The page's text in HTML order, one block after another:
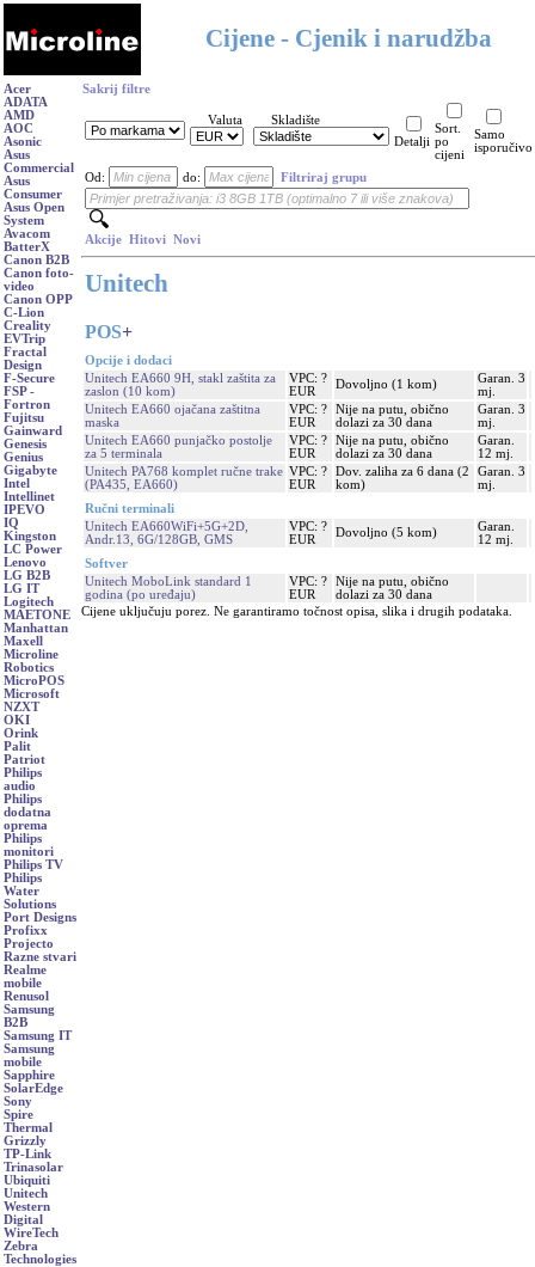
Cijene - Cjenik i narudžba
Acer
ADATA
AMD
AOC
Asonic
Asus
Commercial
Asus
Consumer
Asus Open
System
Avacom
BatterX
Canon B2B
Canon foto-
video
Canon OPP
C-Lion
Creality
EVTrip
Fractal
Design
F-Secure
FSP -
Fortron
Fujitsu
Gainward
Genesis
Genius
Gigabyte
Intel
Intellinet
IPEVO
IQ
Kingston
LC Power
Lenovo
LG B2B
LG IT
Logitech
MAETONE
Manhattan
Maxell
Microline
Robotics
MicroPOS
Microsoft
NZXT
OKI
Orink
Palit
Patriot
Philips
audio
Philips
dodatna
oprema
Philips
monitori
Philips TV
Philips
Water
Solutions
Port Designs
Profixx
Projecto
Razne stvari
Realme
mobile
Renusol
Samsung
B2B
Samsung IT
Samsung
mobile
Sapphire
SolarEdge
Sony
Spire
Thermal
Grizzly
TP-Link
Trinasolar
Ubiquiti
Unitech
Western
Digital
WireTech
Zebra
Technologies
Sakrij filtre
Valuta
Skladište
Detalji
Sort.
po
cijeni
Samo
isporučivo
Od: do: Filtriraj grupu
Akcije Hitovi Novi
Unitech
POS+
Opcije i dodaci
Unitech EA660 9H, stakl zaštita za
zaslon (10 kom)
VPC: ?
EUR
Dovoljno (1 kom)
Garan. 3
mj.
Unitech EA660 ojačana zaštitna
maska
VPC: ?
EUR
Nije na putu, obično
dolazi za 30 dana
Garan. 3
mj.
Unitech EA660 punjačko postolje
za 5 terminala
VPC: ?
EUR
Nije na putu, obično
dolazi za 30 dana
Garan.
12 mj.
Unitech PA768 komplet ručne trake
(PA435, EA660)
VPC: ?
EUR
Dov. zaliha za 6 dana (2
kom)
Garan. 3
mj.
Ručni terminali
Unitech EA660WiFi+5G+2D,
Andr.13, 6G/128GB, GMS
VPC: ?
EUR
Dovoljno (5 kom)
Garan.
12 mj.
Softver
Unitech MoboLink standard 1
godina (po uređaju)
VPC: ?
EUR
Nije na putu, obično
dolazi za 30 dana
Cijene uključuju porez. Ne garantiramo točnost opisa, slika i drugih podataka.